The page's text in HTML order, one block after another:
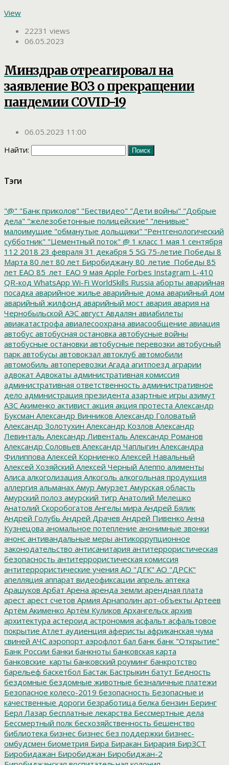
View
22231 views
06.05.2023
Минздрав отреагировал на
заявление ВОЗ о прекращении
пандемии COVID-19
06.05.2023 11:00
Найти:
Тэги
"@" "Банк приколов" "Бествидео" "Дети войны" "Добрые
дела" "железобетонные полицейские" "ленивые"
малоимущие "обманутые дольщики" "Рентгенологический
субботник" "Цементный поток" @ 1 класс 1 мая 1 сентября
112 2018 23 февраля 31 декабря 5 5G 75-летие Победы 8
Марта 80 лет 80 лет Биробиджану 80_летие_Победы 85
лет ЕАО 85_лет_ЕАО 9 мая Apple Forbes Instagram L-410
QR-код WhatsApp Wi-Fi WorldSkills Russia аборты аварийная
посадка аварийное жилье аварийные дома аварийный дом
аварийный жилфонд аварийный мост авария авария на
Чернобыльской АЭС август Авдалян авиабилеты
авиакатастрофа авиалесоохрана авиасообщение авиация
автобус автобусная остановка автобусные войны
автобусные остановки автобусные перевозки автобусный
парк автобусы автовокзал автоклуб автомобили
автомобиль автоперевозки Агада агитпоезд аграрии
адвокат Адвокаты административная комиссия
административная ответственность административное
дело администрация президента азартные игры азимут
АЗС Акименко активист акция акция протеста Александр
Буксман Александр Винников Александр Головатый
Александр Золотухин Александр Козлов Александр
Левинталь Александр Ливенталь Александр Романов
Александр Соловьев Александр Чаплыгин Александра
Филиппова Алексей Корниенко Алексей Навальный
Алексей Хозяйский Алексей Черный Алеппо алименты
Алиса алкоголизация Алкоголь алкогольная продукция
аллергия альманах Амур Амурзет Амурская область
Амурский полоз амурский тигр Анатолий Мелешко
Анатолий Скоробогатов Ангелы мира Андрей Бялик
Андрей Голубь Андрей Драчев Андрей Пивенко Анна
Кузнецова аномальное потепление анонимные звонки
анонс антивандальные меры антикоррупционное
законодательство антисанитария антитеррористическая
безопасность антитеррористическая комиссия
антитеррористические учения АО "ДГК" АО "ДРСК"
апелляция аппарат видеофиксации апрель аптека
Арашуков Арбат Арена аренда земли арендная плата
арест арест счетов Армия Арнаполин арт-объекты Артеев
Артём Акименко Артём Куликов Архангельск архив
архитектура астероид астрономия асфальт асфальтовое
покрытие Атлет аудиенция аферисты африканская чума
свиней АЧС аэропорт аэрофлот бал банк банк "Открытие"
Банк России банки банкноты банковская карта
банковские_карты банковский роуминг банкротство
барельеф баскетбол Бастак Бастрыкин батут Бедность
бездомные бездомные животные безналичные платежи
Безопасное колесо-2019 безопасность Безопасные и
качественные дороги безработица белка бензин Беринг
Берл Лазар бесплатные лекарства Бессмертные дела
Бессмертный полк бесхозяйственность бешенство
библиотека бизнес бизнес без поддержки бизнес-
омбудсмен биометрия Бира Биракан Бирария БирЗСТ
Биробидажан Биробиджан Биробиджан-2